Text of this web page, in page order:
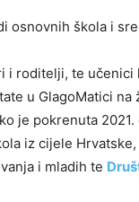
osnovnih škola i
i roditelji, te
u GlagoMatici
je pokrenuta
iz cijele
i mladih te